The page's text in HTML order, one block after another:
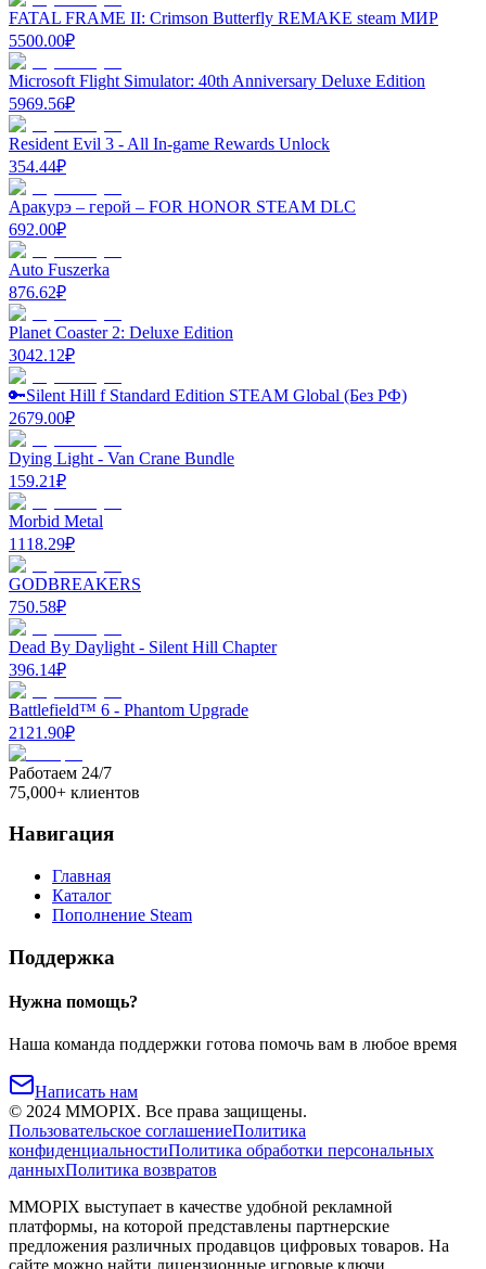
FATAL FRAME II: Crimson Butterfly REMAKE steam МИР
5500.00₽
Microsoft Flight Simulator: 40th Anniversary Deluxe Edition
5969.56₽
Resident Evil 3 - All In-game Rewards Unlock
354.44₽
Аракурэ – герой – FOR HONOR STEAM DLC
692.00₽
Auto Fuszerka
876.62₽
Planet Coaster 2: Deluxe Edition
3042.12₽
🔑Silent Hill f Standard Edition STEAM Global (Без РФ)
2679.00₽
Dying Light - Van Crane Bundle
159.21₽
Morbid Metal
1118.29₽
GODBREAKERS
750.58₽
Dead By Daylight - Silent Hill Chapter
396.14₽
Battlefield™ 6 - Phantom Upgrade
2121.90₽
Работаем 24/7
75,000+ клиентов
Навигация
Главная
Каталог
Пополнение Steam
Поддержка
Нужна помощь?
Наша команда поддержки готова помочь вам в любое время
Написать нам
© 2024 MMOPIX. Все права защищены.
Пользовательское соглашениеПолитика
конфиденциальностиПолитика обработки персональных
данныхПолитика возвратов
MMOPIX выступает в качестве удобной рекламной
платформы, на которой представлены партнерские
предложения различных продавцов цифровых товаров. На